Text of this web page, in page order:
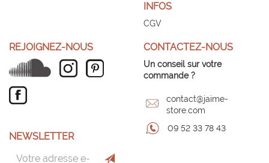
INFOS
CGV
REJOIGNEZ-NOUS
NEWSLETTER
CONTACTEZ-NOUS
Un conseil sur votre
commande ?
contact@jaime-
store.com
09 52 33 78 43